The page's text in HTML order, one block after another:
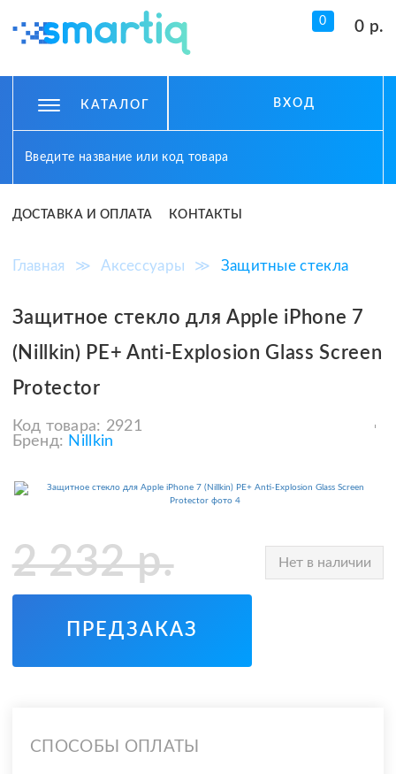
0 0 р.
КАТАЛОГ ВХОД
ДОСТАВКА И ОПЛАТА КОНТАКТЫ
Главная ≫ Аксессуары ≫ Защитные стекла
Защитное стекло для Apple iPhone 7
(Nillkin) PE+ Anti-Explosion Glass Screen
Protector
Код товара: 2921
Бренд: Nillkin
2 232р. Нет в наличии
ПРЕДЗАКАЗ
СПОСОБЫ ОПЛАТЫ